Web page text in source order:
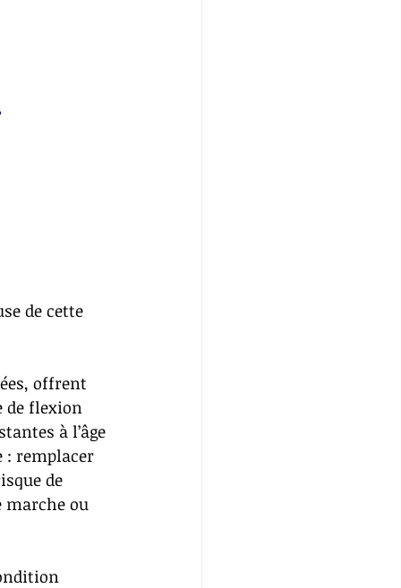
de cette
offrent
de flexion
à l’âge
: remplacer
de
marche ou